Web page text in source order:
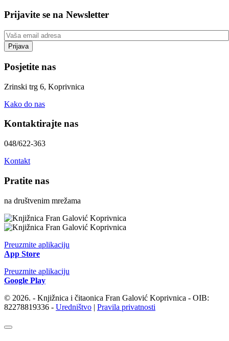
Prijavite se na Newsletter
Posjetite nas
Zrinski trg 6, Koprivnica
Kako do nas
Kontaktirajte nas
048/622-363
Kontakt
Pratite nas
na društvenim mrežama
Preuzmite aplikaciju
App Store
Preuzmite aplikaciju
Google Play
© 2026. - Knjižnica i čitaonica Fran Galović Koprivnica - OIB:
82278819336 - Uredništvo | Pravila privatnosti